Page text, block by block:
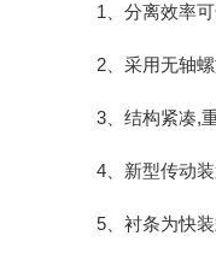
1、分离效率可
2、采用无轴螺
3、结构紧凑,
4、新型传动装
5、衬条为快装